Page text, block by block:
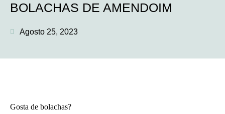
BOLACHAS DE AMENDOIM
Agosto 25, 2023
Gosta de bolachas?